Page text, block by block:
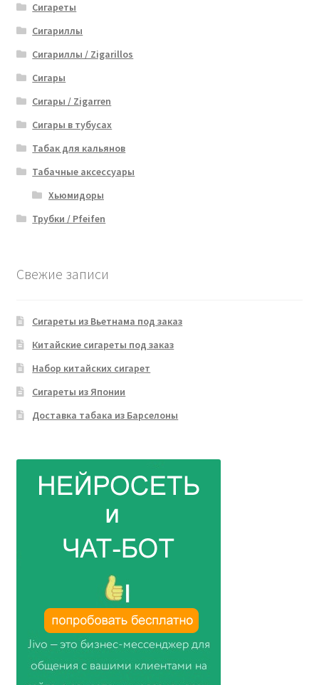
Сигареты
Сигариллы
Сигариллы / Zigarillos
Сигары
Сигары / Zigarren
Сигары в тубусах
Табак для кальянов
Табачные аксессуары
Хьюмидоры
Трубки / Pfeifen
Свежие записи
Сигареты из Вьетнама под заказ
Китайские сигареты под заказ
Набор китайских сигарет
Сигареты из Японии
Доставка табака из Барселоны